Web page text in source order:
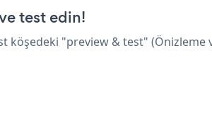
test edin!
"preview & test" (Önizleme